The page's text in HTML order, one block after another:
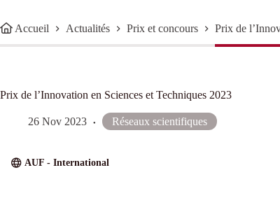
Accueil Actualités Prix et concours Prix de
Prix de l’Innovation en Sciences et Techniques 2023
26 Nov 2023 Réseaux scientifiques
AUF - International